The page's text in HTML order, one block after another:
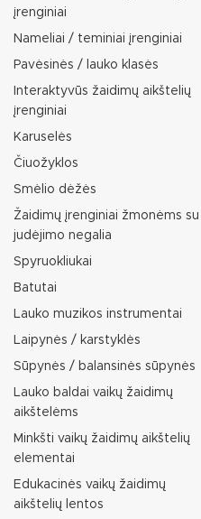
įrenginiai
Nameliai / teminiai įrenginiai
Pavėsinės / lauko klasės
Interaktyvūs žaidimų aikštelių
įrenginiai
Karuselės
Čiuožyklos
Smėlio dėžės
Žaidimų įrenginiai žmonėms su
judėjimo negalia
Spyruokliukai
Batutai
Lauko muzikos instrumentai
Laipynės / karstyklės
Sūpynės / balansinės sūpynės
Lauko baldai vaikų žaidimų
aikštelėms
Minkšti vaikų žaidimų aikštelių
elementai
Edukacinės vaikų žaidimų
aikštelių lentos